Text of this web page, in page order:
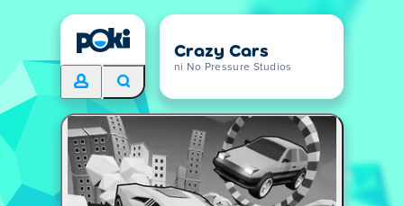
Crazy Cars
ni No Pressure Studios